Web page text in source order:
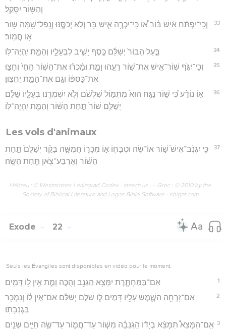
וְהַשּׁ֖וֹר יִסָּקֵֽל׃
33
וְכִֽי־יִפְתַּ֨ח אִ֜ישׁ בּ֗וֹר א֠וֹ כִּֽי־יִכְרֶ֥ה אִ֛ישׁ בֹּ֖ר וְלֹ֣א יְכַסֶּ֑נּוּ וְנָֽפַל־שָׁ֥מָּה שּׁ֖וֹר
א֥וֹ חֲמֽוֹר׃
34 בַּ֤עַל הַבּוֹר֙ יְשַׁלֵּ֔ם כֶּ֖סֶף יָשִׁ֣יב לִבְעָלָ֑יו וְהַמֵּ֖ת יִֽהְיֶה־לּֽוֹ׃
35
וְכִֽי־יִגֹּ֧ף שֽׁוֹר־אִ֛ישׁ אֶת־שׁ֥וֹר רֵעֵ֖הוּ וָמֵ֑ת וּמָ֨כְר֜וּ אֶת־הַשּׁ֤וֹר הַחַי֙ וְחָצ֣וּ
אֶת־כַּסְפּ֔וֹ וְגַ֥ם אֶת־הַמֵּ֖ת יֶֽחֱצֽוּן׃
36
א֣וֹ נוֹדַ֗ע כִּ֠י שׁ֣וֹר נַגָּ֥ח הוּא֙ מִתְּמ֣וֹל שִׁלְשֹׁ֔ם וְלֹ֥א יִשְׁמְרֶ֖נּוּ בְּעָלָ֑יו שַׁלֵּ֨ם
יְשַׁלֵּ֥ם שׁוֹר֙ תַּ֣חַת הַשּׁ֔וֹר וְהַמֵּ֖ת יִֽהְיֶה־לּֽוֹ׃
Les vols d'animaux
37
כִּ֤י יִגְנֹֽב־אִישׁ֙ שׁ֣וֹר אוֹ־שֶׂ֔ה וּטְבָח֖וֹ א֣וֹ מְכָר֑וֹ חֲמִשָּׁ֣ה בָקָ֗ר יְשַׁלֵּם֙ תַּ֣חַת
הַשּׁ֔וֹר וְאַרְבַּע־צֹ֖אן תַּ֥חַת הַשֶּֽׂה׃
Hébreu : © Westminster Leningrad Codex - tanach.us --- Grec : © 2010 by the
Society of Biblical Literature and Logos Bible Software - sblgnt.com
Exode 22
Seuls les Évangiles sont disponibles en vidéo pour le moment.
1 אִם־בַּמַּחְתֶּ֛רֶת יִמָּצֵ֥א הַגַּנָּ֖ב וְהֻכָּ֣ה וָמֵ֑ת אֵ֥ין ל֖וֹ דָּמִֽים׃
2
אִם־זָרְחָ֥ה הַשֶּׁ֛מֶשׁ עָלָ֖יו דָּמִ֣ים ל֑וֹ שַׁלֵּ֣ם יְשַׁלֵּ֔ם אִם־אֵ֣ין ל֔וֹ וְנִמְכַּ֖ר
בִּגְנֵבָתֽוֹ׃
3 אִֽם־הִמָּצֵא֩ תִמָּצֵ֨א בְיָד֜וֹ הַגְּנֵבָ֗ה מִשּׁ֧וֹר עַד־חֲמ֛וֹר עַד־שֶׂ֖ה חַיִּ֑ים שְׁנַ֖יִם